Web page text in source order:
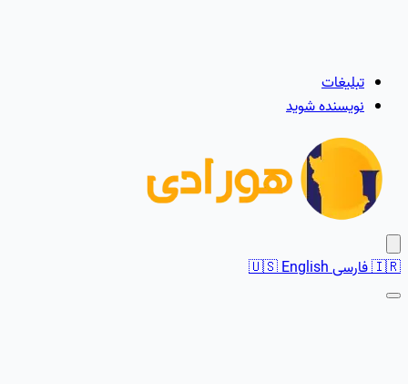
تبلیغات
نویسنده شوید
🇮🇷فارسی 🇺🇸English